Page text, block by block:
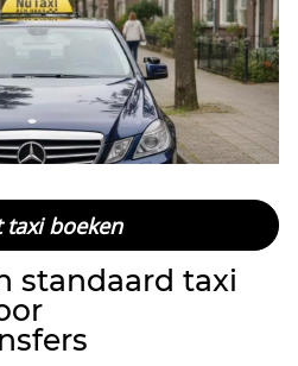
taxi boeken
standaard taxi